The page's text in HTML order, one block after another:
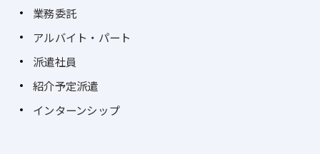
業務委託
アルバイト・パート
派遣社員
紹介予定派遣
インターンシップ